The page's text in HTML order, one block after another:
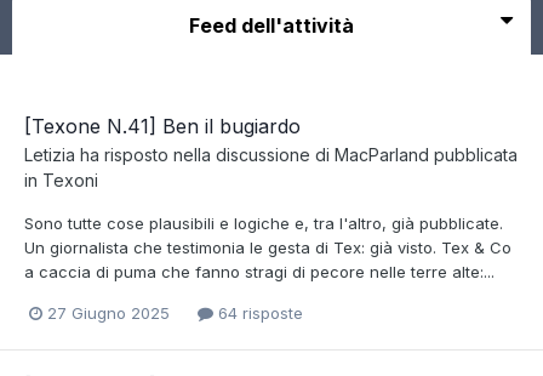
Feed dell'attività
[Texone N.41] Ben il bugiardo
Letizia ha risposto nella discussione di MacParland pubblicata
in Texoni
Sono tutte cose plausibili e logiche e, tra l'altro, già pubblicate.
Un giornalista che testimonia le gesta di Tex: già visto. Tex & Co
a caccia di puma che fanno stragi di pecore nelle terre alte:...
27 Giugno 2025 64 risposte